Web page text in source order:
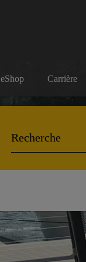
eShop Carrière